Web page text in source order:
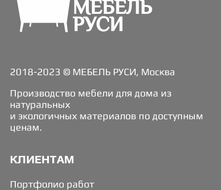
2018-2023 © МЕБЕЛЬ РУСИ, Москва
Производство мебели для дома из
натуральных
и экологичных материалов по доступным
ценам.
КЛИЕНТАМ
Портфолио работ